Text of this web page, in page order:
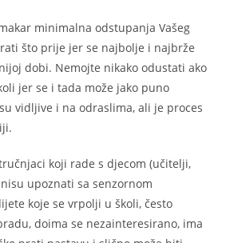
minimalna odstupanja Vašeg
što prije jer se najbolje i najbrže
dobi. Nemojte nikako odustati ako
jer se i tada može jako puno
vidljive i na odraslima, ali je proces
koji rade s djecom (učitelji,
upoznati sa senzornom
koje se vrpolji u školi, često
doima se nezainteresirano, ima